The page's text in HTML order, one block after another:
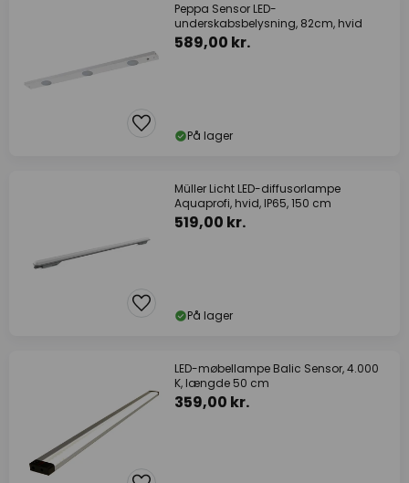
Peppa Sensor LED-
underskabsbelysning, 82cm, hvid
589,00 kr.
På lager
Müller Licht LED-diffusorlampe
Aquaprofi, hvid, IP65, 150 cm
519,00 kr.
På lager
LED-møbellampe Balic Sensor, 4.000
K, længde 50 cm
359,00 kr.